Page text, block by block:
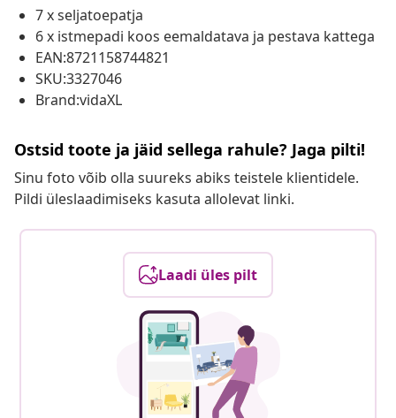
7 x seljatoepatja
6 x istmepadi koos eemaldatava ja pestava kattega
EAN:8721158744821
SKU:3327046
Brand:vidaXL
Ostsid toote ja jäid sellega rahule? Jaga pilti!
Sinu foto võib olla suureks abiks teistele klientidele.
Pildi üleslaadimiseks kasuta allolevat linki.
Laadi üles pilt